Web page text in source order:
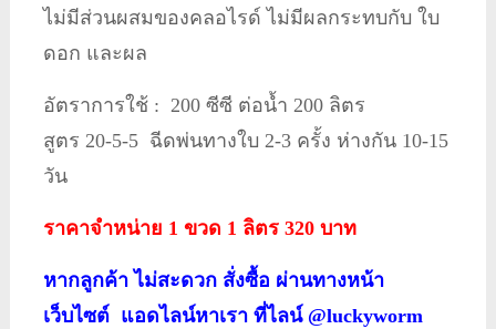
ไม่มีส่วนผสมของคลอไรด์ ไม่มีผลกระทบกับ ใบ
ดอก และผล
อัตราการใช้ : 200 ซีซี ต่อน้ำ 200 ลิตร
สูตร 20-5-5 ฉีดพ่นทางใบ 2-3 ครั้ง ห่างกัน 10-15
วัน
ราคาจำหน่าย 1 ขวด 1 ลิตร 320 บาท
หากลูกค้า ไม่สะดวก สั่งซื้อ ผ่านทางหน้า
เว็บไซต์ แอดไลน์หาเรา ที่ไลน์ @luckyworm